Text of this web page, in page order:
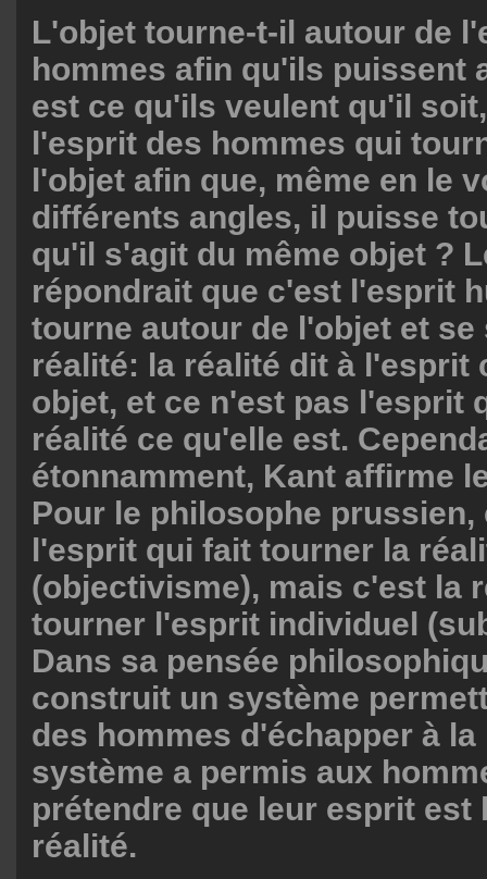
L'objet tourne-t-il autour de
hommes afin qu'ils puissent
est ce qu'ils veulent qu'il
l'esprit des hommes qui
l'objet afin que, même en le
différents angles, il puisse
qu'il s'agit du même objet ?
répondrait que c'est l'esprit
tourne autour de l'objet et se
réalité: la réalité dit à l'esprit
objet, et ce n'est pas l'esprit
réalité ce qu'elle est.
étonnamment, Kant affirme
Pour le philosophe prussien,
l'esprit qui fait tourner la
(objectivisme), mais c'est la
tourner l'esprit individuel
Dans sa pensée
construit un système
des hommes d'échapper à la
système a permis aux
prétendre que leur esprit est
réalité.